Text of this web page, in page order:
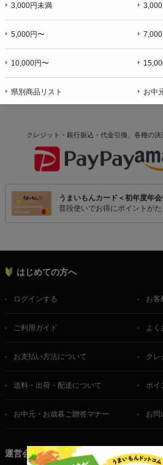
3,000円未満
5,000円〜
10,000円〜
県別商品リスト お中
クレジット・銀行振込・代金引換、各種の決
うまいもんカード＜初年度年会
普段使いでお得にポイントがた
はじめての方へ
ログインする お客
ご利用ガイド よく
お支払い方法について クレ
送料・出荷・配送について ポイ
お中元・お歳暮ご贈答マナー お問
運営会社